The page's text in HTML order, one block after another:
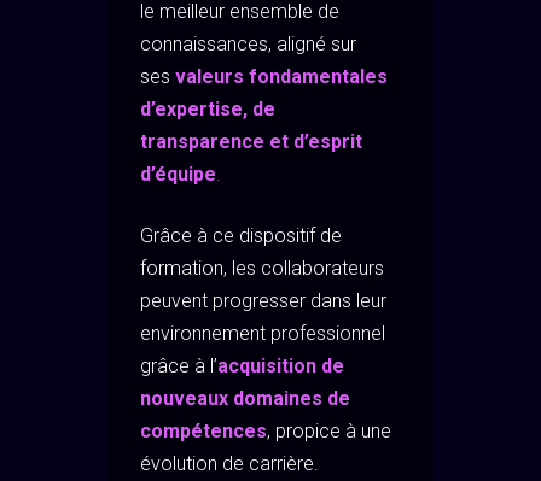
le meilleur ensemble de
connaissances, aligné sur
ses valeurs fondamentales
d’expertise, de
transparence et d’esprit
d’équipe.
Grâce à ce dispositif de
formation, les collaborateurs
peuvent progresser dans leur
environnement professionnel
grâce à l’acquisition de
nouveaux domaines de
compétences, propice à une
évolution de carrière.